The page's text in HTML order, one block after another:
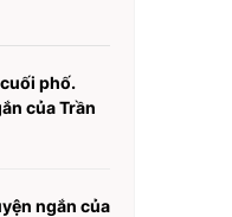
phố.
của Trần
ngắn của